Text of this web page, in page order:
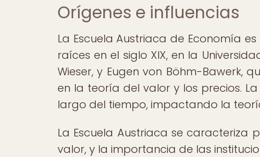
Orígenes e influencias
La Escuela Austriaca de Economía
raíces en el siglo XIX, en la
Wieser, y Eugen von Böhm-Bawerk,
en la teoría del valor y los precios.
largo del tiempo, impactando la
La Escuela Austriaca se caracteriza
valor, y la importancia de las